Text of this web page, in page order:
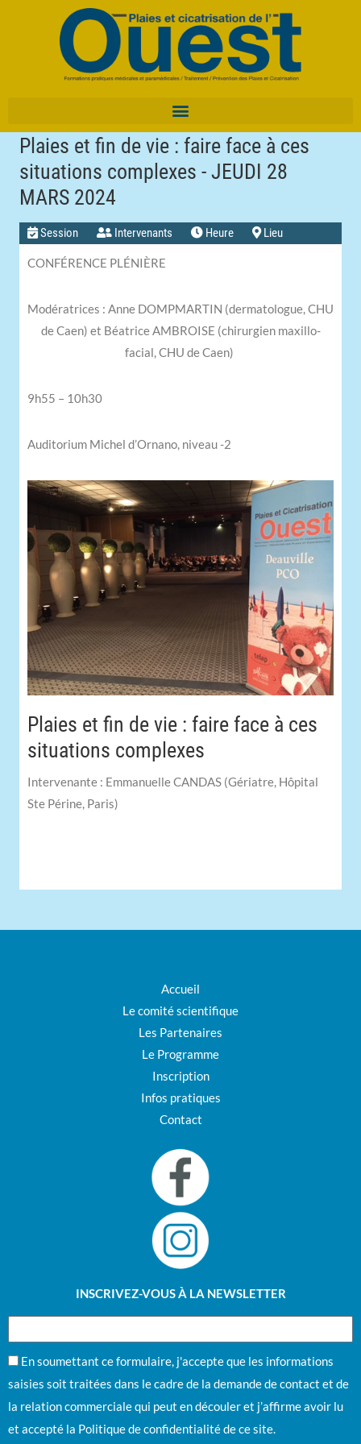
Plaies et fin de vie : faire face à ces
situations complexes - JEUDI 28
MARS 2024
Session Intervenants Heure Lieu
CONFÉRENCE PLÉNIÈRE
Modératrices : Anne DOMPMARTIN (dermatologue, CHU
de Caen) et Béatrice AMBROISE (chirurgien maxillo-
facial, CHU de Caen)
9h55 – 10h30
Auditorium Michel d’Ornano, niveau -2
Plaies et fin de vie : faire face à ces
situations complexes
Intervenante : Emmanuelle CANDAS (Gériatre, Hôpital
Ste Périne, Paris)
Accueil
Le comité scientifique
Les Partenaires
Le Programme
Inscription
Infos pratiques
Contact
INSCRIVEZ-VOUS À LA NEWSLETTER
En soumettant ce formulaire, j'accepte que les informations
saisies soit traitées dans le cadre de la demande de contact et de
la relation commerciale qui peut en découler et j’affirme avoir lu
et accepté la Politique de confidentialitéde ce site.